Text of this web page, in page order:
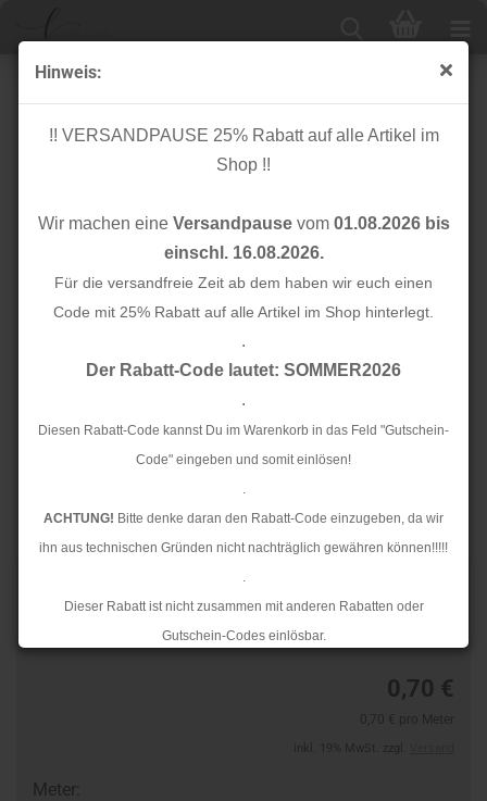
Hinweis:
!! VERSANDPAUSE 25% Rabatt auf alle Artikel im
Shop !!
Wir machen eine Versandpausevom 01.08.2026 bis
einschl. 16.08.2026.
Für die versandfreie Zeit ab dem haben wir euch einen
Code mit 25% Rabatt auf alle Artikel im Shop hinterlegt.
.
Der Rabatt-Code lautet: SOMMER2026
.
Diesen Rabatt-Code kannst Du im Warenkorb in das Feld "Gutschein-
Code" eingeben und somit einlösen!
.
ACHTUNG! Bitte denke daran den Rabatt-Code einzugeben, da wir
ihn aus technischen Gründen nicht nachträglich gewähren können!!!!!
.
Dieser Rabatt ist nicht zusammen mit anderen Rabatten oder
Gutschein-Codes einlösbar.
Ab dem 17.08.2026 versenden wir wieder wie gewohnt. Aufgrund des
Paspelband unelastisch - Satin - rot - 10 mm
0,70 €
Meter: